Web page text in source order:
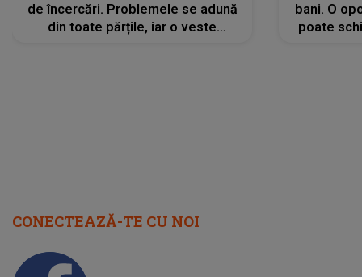
de încercări. Problemele se adună
din toate părțile, iar o veste
bani. O
poate
CONECTEAZĂ-TE CU NOI